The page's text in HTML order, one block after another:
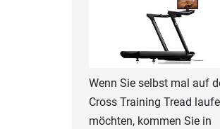
Wenn Sie selbst mal auf
Cross Training Tread
möchten, kommen Sie in